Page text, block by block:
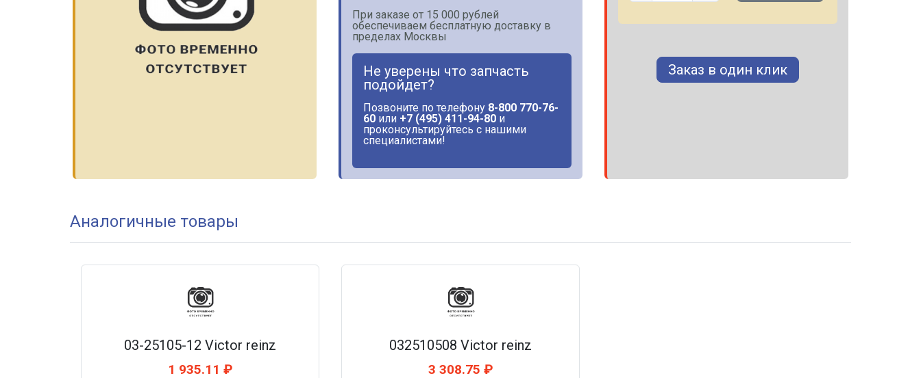
При заказе от 15 000 рублей
обеспечиваем бесплатную доставку в
пределах Москвы
Не уверены что запчасть
подойдет?
Позвоните по телефону 8-800 770-76-
60 или +7 (495) 411-94-80 и
проконсультируйтесь с нашими
специалистами!
Заказ в один клик
Аналогичные товары
03-25105-12 Victor reinz
1 935.11 ₽
032510508 Victor reinz
3 308.75 ₽